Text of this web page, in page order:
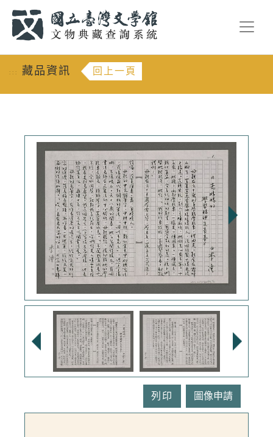
::: 藏品資訊 回上一頁
列印